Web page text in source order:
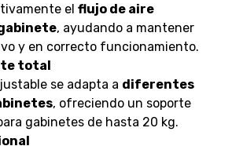
el flujo de aire
, ayudando a mantener
y en correcto funcionamiento.
total
se adapta a diferentes
, ofreciendo un soporte
gabinetes de hasta 20 kg.